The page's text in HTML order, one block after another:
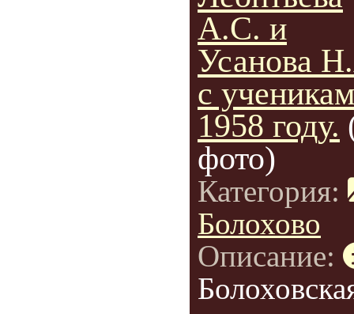
А.С. и
Усанова
с
1958 году.
фото)
Категория:
Болохово
Описание: